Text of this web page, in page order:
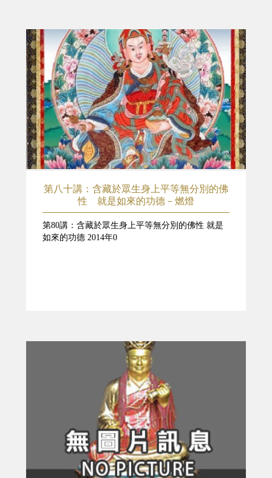
第八十講：含藏於眾生身上平等無分別的佛
性 就是如來的功德－燃燈
第80講：含藏於眾生身上平等無分別的佛性 就是
如來的功德 2014年0